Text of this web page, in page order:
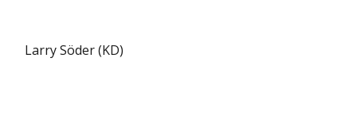
Larry Söder (KD)